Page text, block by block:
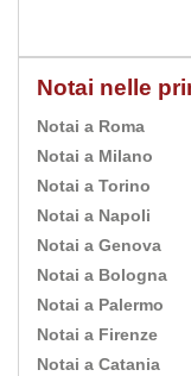
Notai nelle
Notai a Roma
Notai a Milano
Notai a Torino
Notai a Napoli
Notai a Genova
Notai a Bologna
Notai a Palermo
Notai a Firenze
Notai a Catania